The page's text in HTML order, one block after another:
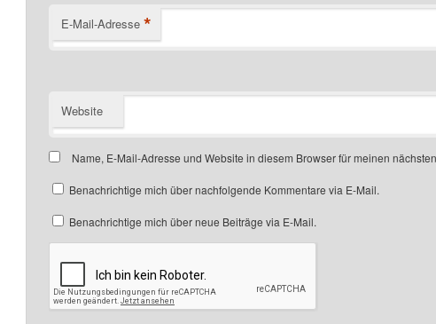
E-Mail-Adresse *
Website
Name, E-Mail-Adresse und Website in diesem Browser für meinen
Benachrichtige mich über nachfolgende Kommentare via E-Mail.
Benachrichtige mich über neue Beiträge via E-Mail.